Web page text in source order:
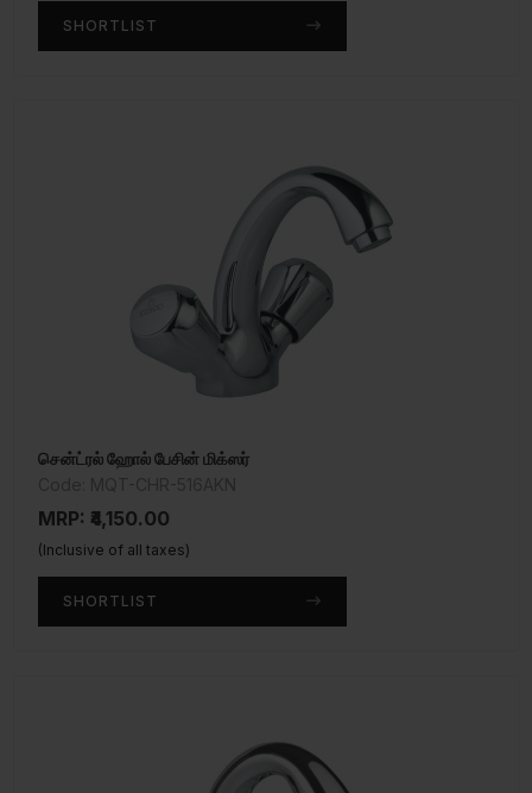
SHORTLIST
சென்ட்ரல் ஹோல் பேசின் மிக்ஸர்
MRP: ₹4,150.00
(Inclusive of all taxes)
SHORTLIST